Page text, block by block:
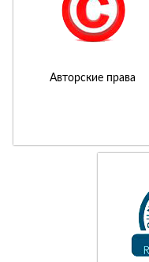
Авторские права